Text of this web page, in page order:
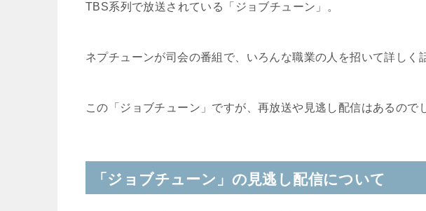
TBS系列で放送されている「 ジョブチューン 」。
ネプチューンが司会の番組で、いろんな職業の人を招いて詳しく
この「ジョブチューン」ですが、再放送や見逃し配信はあるので
「ジョブチューン」の見逃し配信について